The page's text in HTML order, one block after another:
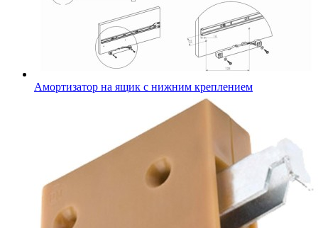
Амортизатор на ящик с нижним креплением